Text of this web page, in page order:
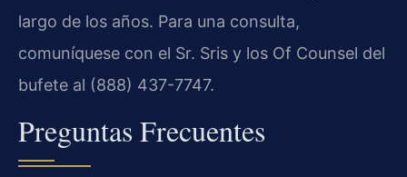
largo de los años. Para una consulta,
comuníquese con el Sr. Sris y los Of Counsel del
bufete al (888) 437-7747.
Preguntas Frecuentes